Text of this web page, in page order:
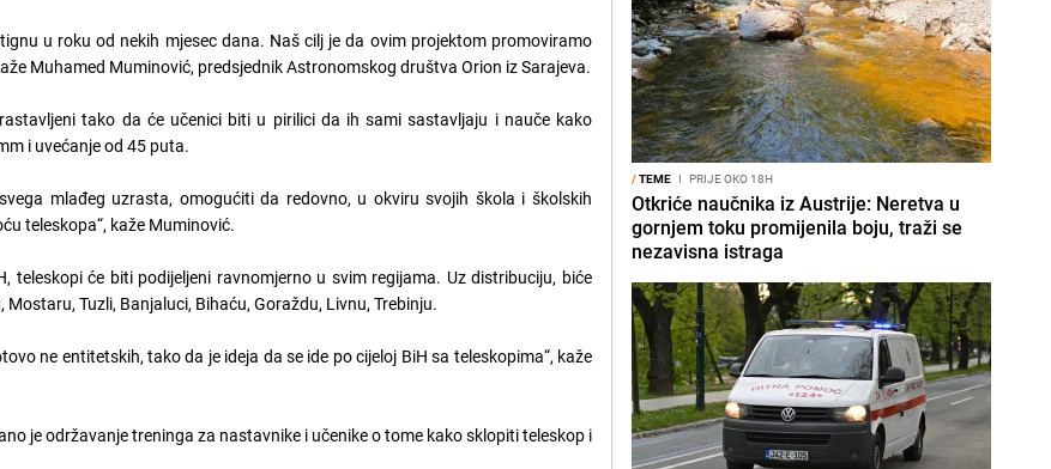
u roku od nekih mjesec dana. Naš cilj je da ovim projektom promoviramo
Muhamed Muminović, predsjednik Astronomskog društva Orion iz Sarajeva.
tako da će učenici biti u pirilici da ih sami sastavljaju i nauče kako
i uvećanje od 45 puta.
mlađeg uzrasta, omogućiti da redovno, u okviru svojih škola i školskih
teleskopa“, kaže Muminović.
teleskopi će biti podijeljeni ravnomjerno u svim regijama. Uz distribuciju, biće
Tuzli, Banjaluci, Bihaću, Goraždu, Livnu, Trebinju.
ne entitetskih, tako da je ideja da se ide po cijeloj BiH sa teleskopima“, kaže
je održavanje treninga za nastavnike i učenike o tome kako sklopiti teleskop i
/TEME I PRIJE OKO 18H
Otkriće naučnika iz Austrije: Neretva u
gornjem toku promijenila boju, traži se
nezavisna istraga